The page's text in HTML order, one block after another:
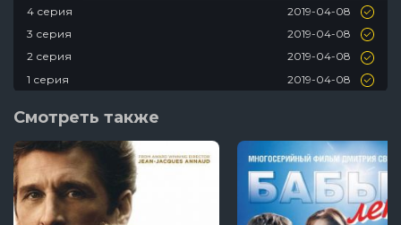
4 серия
2019-04-08
3 серия
2019-04-08
2 серия
2019-04-08
1 серия
2019-04-08
Смотреть также